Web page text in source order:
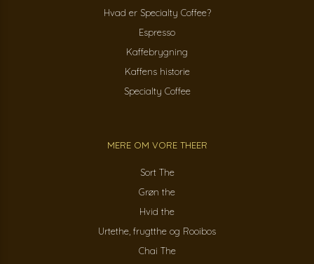
Hvad er Specialty Coffee?
Espresso
Kaffebrygning
Kaffens historie
Specialty Coffee
MERE OM VORE THEER
Sort The
Grøn the
Hvid the
Urtethe, frugtthe og Rooibos
Chai The